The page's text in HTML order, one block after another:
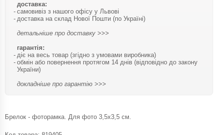
доставка:
самовивіз з нашого офісу у Львові
доставка на склад Нової Пошти (по Україні)
детальніше про доставку >>>
гарантія:
діє на весь товар (згідно з умовами виробника)
обмін або повернення протягом 14 днів (відповідно до закону
України)
докладніше про гарантію >>>
Брелок - фоторамка. Для фото 3,5х3,5 см.